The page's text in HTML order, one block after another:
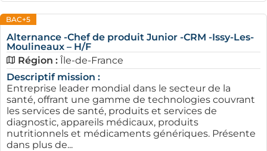
BAC+5
Alternance -Chef de produit Junior -CRM -Issy-Les-
Moulineaux – H/F
Région : Île-de-France
Descriptif mission :
Entreprise leader mondial dans le secteur de la
santé, offrant une gamme de technologies couvrant
les services de santé, produits et services de
diagnostic, appareils médicaux, produits
nutritionnels et médicaments génériques. Présente
dans plus de...